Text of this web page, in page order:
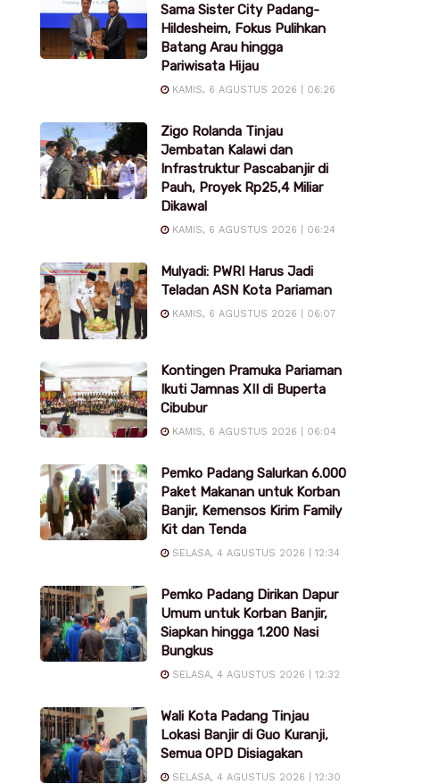
Sama Sister City Padang-
Hildesheim, Fokus Pulihkan
Batang Arau hingga
Pariwisata Hijau
KAMIS, 6 AGUSTUS 2026 | 06:26
Zigo Rolanda Tinjau
Jembatan Kalawi dan
Infrastruktur Pascabanjir di
Pauh, Proyek Rp25,4 Miliar
Dikawal
KAMIS, 6 AGUSTUS 2026 | 06:24
Mulyadi: PWRI Harus Jadi
Teladan ASN Kota Pariaman
KAMIS, 6 AGUSTUS 2026 | 06:07
Kontingen Pramuka Pariaman
Ikuti Jamnas XII di Buperta
Cibubur
KAMIS, 6 AGUSTUS 2026 | 06:04
Pemko Padang Salurkan 6.000
Paket Makanan untuk Korban
Banjir, Kemensos Kirim Family
Kit dan Tenda
SELASA, 4 AGUSTUS 2026 | 12:34
Pemko Padang Dirikan Dapur
Umum untuk Korban Banjir,
Siapkan hingga 1.200 Nasi
Bungkus
SELASA, 4 AGUSTUS 2026 | 12:32
Wali Kota Padang Tinjau
Lokasi Banjir di Guo Kuranji,
Semua OPD Disiagakan
SELASA, 4 AGUSTUS 2026 | 12:30